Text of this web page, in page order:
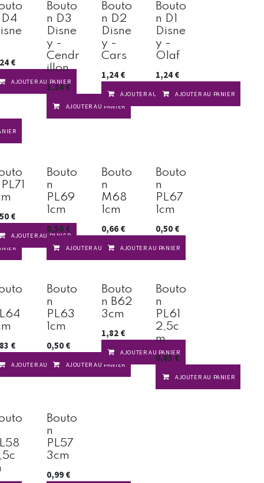
€
AJOUTER AU PANIER
Bouto
n D3
Disne
y -
Cendr
illon
1,24€
AJOUTER AU PANIER
Bouto
n D2
Disne
y -
Cars
1,24€
AJOUTER AU PANIER
Bouto
n D1
Disne
y -
Olaf
1,24 €
AJOUTER AU PANIER
€
AJOUTER AU PANIER
Bouto
n
PL69
1cm
0,50€
AJOUTER AU PANIER
Bouto
n
M68
1cm
0,66€
AJOUTER AU PANIER
Bouto
n
PL67
1cm
0,50 €
€
AJOUTER AU PANIER
Bouto
n
PL63
1cm
0,50€
AJOUTER AU PANIER
Bouto
n B62
3cm
1,82€
AJOUTER AU PANIER
Bouto
n
PL61
2,5c
m
0,83€
AJOUTER AU PANIER
Bouto
n
PL57
3cm
0,99€